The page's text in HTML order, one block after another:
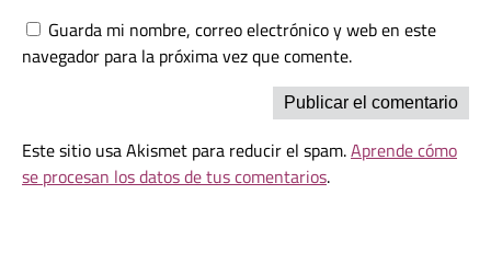
Guarda mi nombre, correo electrónico y web en este
navegador para la próxima vez que comente.
Este sitio usa Akismet para reducir el spam.Aprende cómo
se procesan los datos de tus comentarios.